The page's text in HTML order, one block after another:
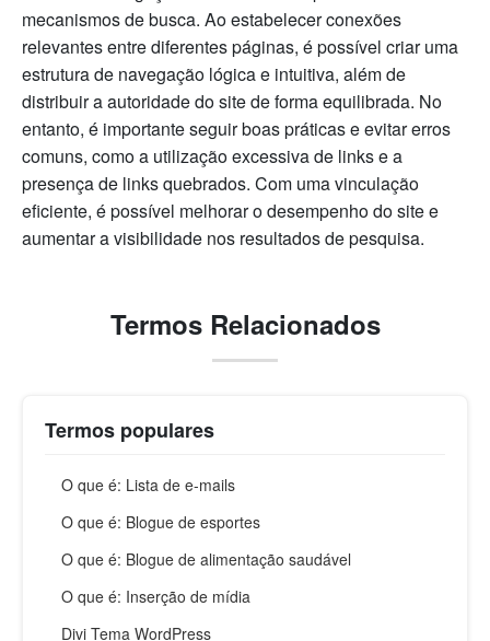
mecanismos de busca. Ao estabelecer conexões
relevantes entre diferentes páginas, é possível criar uma
estrutura de navegação lógica e intuitiva, além de
distribuir a autoridade do site de forma equilibrada. No
entanto, é importante seguir boas práticas e evitar erros
comuns, como a utilização excessiva de links e a
presença de links quebrados. Com uma vinculação
eficiente, é possível melhorar o desempenho do site e
aumentar a visibilidade nos resultados de pesquisa.
Termos Relacionados
Termos populares
O que é: Lista de e-mails
O que é: Blogue de esportes
O que é: Blogue de alimentação saudável
O que é: Inserção de mídia
Divi Tema WordPress